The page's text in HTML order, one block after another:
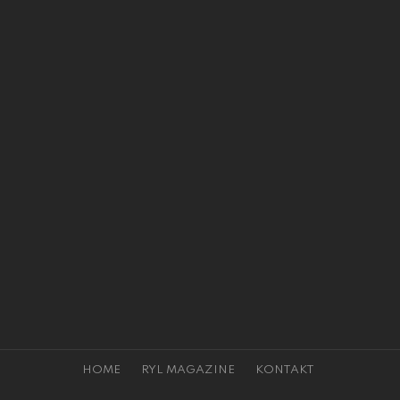
HOME RYL MAGAZINE KONTAKT